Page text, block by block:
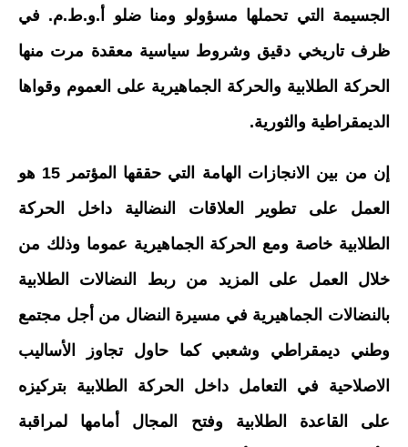
الجسيمة التي تحملها مسؤولو ومنا ضلو أ.و.ط.م. في
ظرف تاريخي دقيق وشروط سياسية معقدة مرت منها
الحركة الطلابية والحركة الجماهيرية على العموم وقواها
الديمقراطية والثورية.
إن من بين الانجازات الهامة التي حققها المؤتمر 15 هو
العمل على تطوير العلاقات النضالية داخل الحركة
الطلابية خاصة ومع الحركة الجماهيرية عموما وذلك من
خلال العمل على المزيد من ربط النضالات الطلابية
بالنضالات الجماهيرية في مسيرة النضال من أجل مجتمع
وطني ديمقراطي وشعبي كما حاول تجاوز الأساليب
الاصلاحية في التعامل داخل الحركة الطلابية بتركيزه
على القاعدة الطلابية وفتح المجال أمامها لمراقبة